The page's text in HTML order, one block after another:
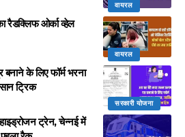
वायरल
वायरल
रैडक्लिफ ओर्का व्हेल
सरकारी योजना
के लिए फॉर्म भरना
ट्रिक
ट्रेन, चेन्नई में